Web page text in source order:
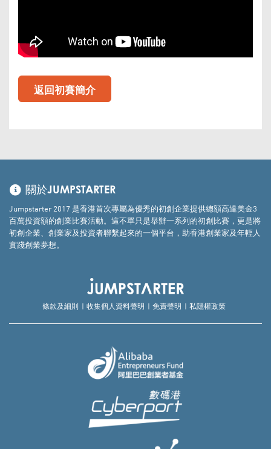
返回初賽簡介
關於JUMPSTARTER
Jumpstarter 2017 是香港首次專屬為優秀的初創企業提供總額高達美金3
百萬投資額的創業比賽活動。這不單只是舉辦一系列的初創比賽，更是將
初創企業、創業家及投資者聯繫起來的一個平台，助香港創業家及年輕人
實踐創業夢想。
條款及細則 收集個人資料聲明 免責聲明 私隱權政策